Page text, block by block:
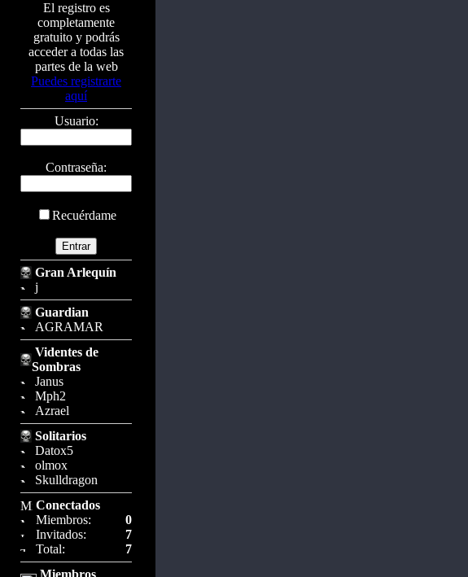
El registro es
completamente
gratuito y podrás
acceder a todas las
partes de la web
Puedes registrarte
aquí
Usuario:
Contraseña:
Recuérdame
Gran Arlequín
j
Guardian
AGRAMAR
Videntes de
Sombras
Janus
Mph2
Azrael
Solitarios
Datox5
olmox
Skulldragon
Conectados
Miembros:
0
Invitados:
7
Total:
7
Miembros